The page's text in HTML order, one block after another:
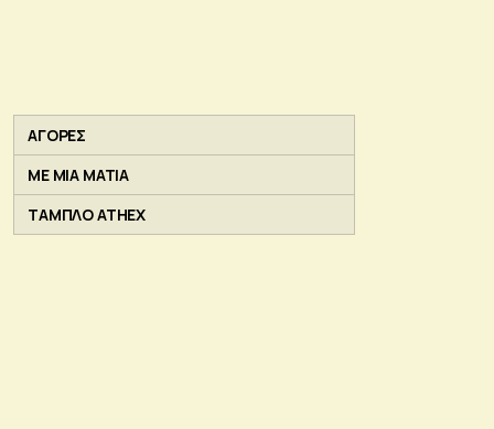
ΑΓΟΡΕΣ
ΜΕ ΜΙΑ ΜΑΤΙΑ
ΤΑΜΠΛΟ ATHEX